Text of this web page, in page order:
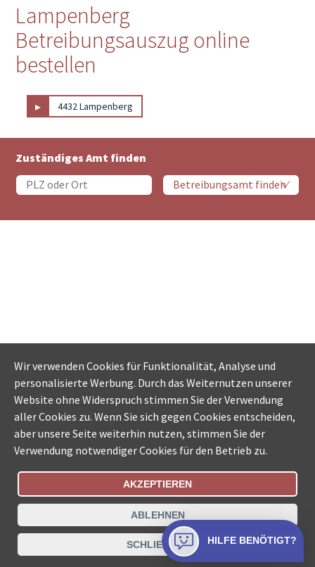
Lampenberg
Betreibungsauszug online
bestellen
▸ 4432 Lampenberg
Zuständiges Amt finden
Bestellungsstatus Ämtersuche der Schweiz
Datenschutz Impressum Nutzungsbestimmungen
Kontakt
Wir verwenden Cookies für Funktionalität, Analyse und
personalisierte Werbung. Durch das Weiternutzen unserer
Website ohne Widerspruch stimmen Sie der Verwendung
aller Cookies zu. Wenn Sie sich gegen Cookies entscheiden,
aber unsere Seite weiterhin nutzen, stimmen Sie der
Verwendung notwendiger Cookies für den Betrieb zu.
AKZEPTIEREN
ABLEHNEN
SCHLIESSEN HILFE BENÖTIGT?